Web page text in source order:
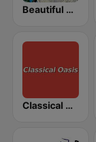
Beautiful Music 101
Classical Oasis